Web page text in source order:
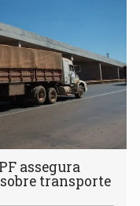
assegura
transporte